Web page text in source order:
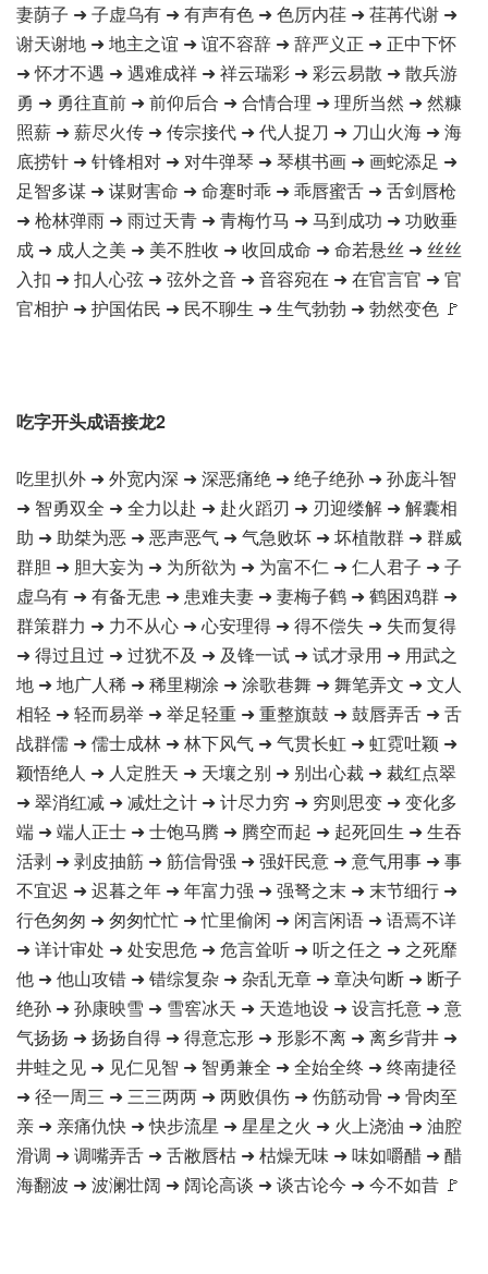
妻荫子 ➜ 子虚乌有 ➜ 有声有色 ➜ 色厉内荏 ➜ 荏苒代谢 ➜
谢天谢地 ➜ 地主之谊 ➜ 谊不容辞 ➜ 辞严义正 ➜ 正中下怀
➜ 怀才不遇 ➜ 遇难成祥 ➜ 祥云瑞彩 ➜ 彩云易散 ➜ 散兵游
勇 ➜ 勇往直前 ➜ 前仰后合 ➜ 合情合理 ➜ 理所当然 ➜ 然糠
照薪 ➜ 薪尽火传 ➜ 传宗接代 ➜ 代人捉刀 ➜ 刀山火海 ➜ 海
底捞针 ➜ 针锋相对 ➜ 对牛弹琴 ➜ 琴棋书画 ➜ 画蛇添足 ➜
足智多谋 ➜ 谋财害命 ➜ 命蹇时乖 ➜ 乖唇蜜舌 ➜ 舌剑唇枪
➜ 枪林弹雨 ➜ 雨过天青 ➜ 青梅竹马 ➜ 马到成功 ➜ 功败垂
成 ➜ 成人之美 ➜ 美不胜收 ➜ 收回成命 ➜ 命若悬丝 ➜ 丝丝
入扣 ➜ 扣人心弦 ➜ 弦外之音 ➜ 音容宛在 ➜ 在官言官 ➜ 官
官相护 ➜ 护国佑民 ➜ 民不聊生 ➜ 生气勃勃 ➜ 勃然变色 🚩
吃字开头成语接龙2
吃里扒外 ➜ 外宽内深 ➜ 深恶痛绝 ➜ 绝子绝孙 ➜ 孙庞斗智
➜ 智勇双全 ➜ 全力以赴 ➜ 赴火蹈刃 ➜ 刃迎缕解 ➜ 解囊相
助 ➜ 助桀为恶 ➜ 恶声恶气 ➜ 气急败坏 ➜ 坏植散群 ➜ 群威
群胆 ➜ 胆大妄为 ➜ 为所欲为 ➜ 为富不仁 ➜ 仁人君子 ➜ 子
虚乌有 ➜ 有备无患 ➜ 患难夫妻 ➜ 妻梅子鹤 ➜ 鹤困鸡群 ➜
群策群力 ➜ 力不从心 ➜ 心安理得 ➜ 得不偿失 ➜ 失而复得
➜ 得过且过 ➜ 过犹不及 ➜ 及锋一试 ➜ 试才录用 ➜ 用武之
地 ➜ 地广人稀 ➜ 稀里糊涂 ➜ 涂歌巷舞 ➜ 舞笔弄文 ➜ 文人
相轻 ➜ 轻而易举 ➜ 举足轻重 ➜ 重整旗鼓 ➜ 鼓唇弄舌 ➜ 舌
战群儒 ➜ 儒士成林 ➜ 林下风气 ➜ 气贯长虹 ➜ 虹霓吐颖 ➜
颖悟绝人 ➜ 人定胜天 ➜ 天壤之别 ➜ 别出心裁 ➜ 裁红点翠
➜ 翠消红减 ➜ 减灶之计 ➜ 计尽力穷 ➜ 穷则思变 ➜ 变化多
端 ➜ 端人正士 ➜ 士饱马腾 ➜ 腾空而起 ➜ 起死回生 ➜ 生吞
活剥 ➜ 剥皮抽筋 ➜ 筋信骨强 ➜ 强奸民意 ➜ 意气用事 ➜ 事
不宜迟 ➜ 迟暮之年 ➜ 年富力强 ➜ 强弩之末 ➜ 末节细行 ➜
行色匆匆 ➜ 匆匆忙忙 ➜ 忙里偷闲 ➜ 闲言闲语 ➜ 语焉不详
➜ 详计审处 ➜ 处安思危 ➜ 危言耸听 ➜ 听之任之 ➜ 之死靡
他 ➜ 他山攻错 ➜ 错综复杂 ➜ 杂乱无章 ➜ 章决句断 ➜ 断子
绝孙 ➜ 孙康映雪 ➜ 雪窖冰天 ➜ 天造地设 ➜ 设言托意 ➜ 意
气扬扬 ➜ 扬扬自得 ➜ 得意忘形 ➜ 形影不离 ➜ 离乡背井 ➜
井蛙之见 ➜ 见仁见智 ➜ 智勇兼全 ➜ 全始全终 ➜ 终南捷径
➜ 径一周三 ➜ 三三两两 ➜ 两败俱伤 ➜ 伤筋动骨 ➜ 骨肉至
亲 ➜ 亲痛仇快 ➜ 快步流星 ➜ 星星之火 ➜ 火上浇油 ➜ 油腔
滑调 ➜ 调嘴弄舌 ➜ 舌敝唇枯 ➜ 枯燥无味 ➜ 味如嚼醋 ➜ 醋
海翻波 ➜ 波澜壮阔 ➜ 阔论高谈 ➜ 谈古论今 ➜ 今不如昔 🚩